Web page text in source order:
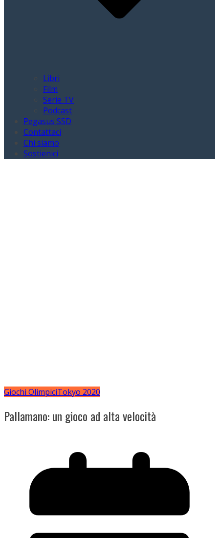
Libri
Film
Serie TV
Podcast
Pegasus SSD
Contattaci
Chi siamo
Sostienici
Giochi OlimpiciTokyo 2020
Pallamano: un gioco ad alta velocità